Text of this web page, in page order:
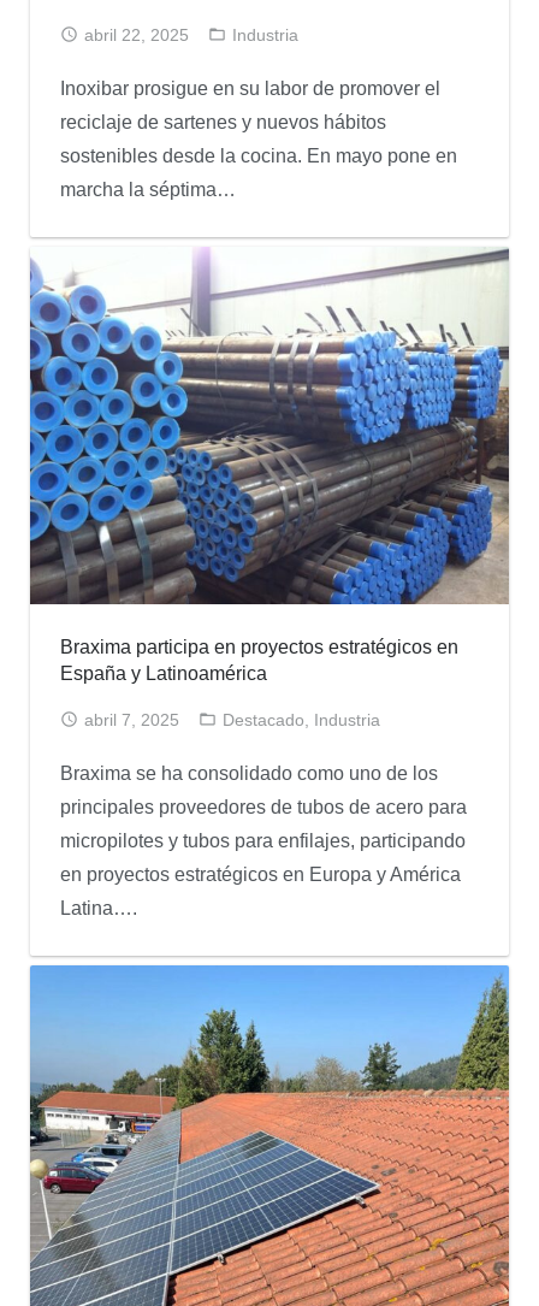
abril 22, 2025 Industria
Inoxibar prosigue en su labor de promover el
reciclaje de sartenes y nuevos hábitos
sostenibles desde la cocina. En mayo pone en
marcha la séptima…
Braxima participa en proyectos estratégicos en
España y Latinoamérica
abril 7, 2025 Destacado Industria
Braxima se ha consolidado como uno de los
principales proveedores de tubos de acero para
micropilotes y tubos para enfilajes, participando
en proyectos estratégicos en Europa y América
Latina….